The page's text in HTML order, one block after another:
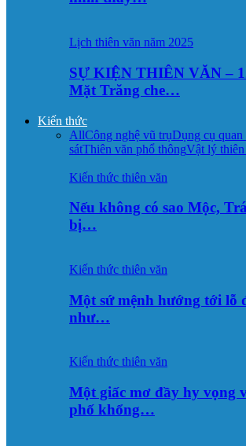
Lịch thiên văn năm 2025
SỰ KIỆN THIÊN VĂN –
Mặt Trăng che…
Kiến thức
AllCông nghệ vũ trụDụng cụ quan
sátThiên văn phổ thôngVật lý thiên
Kiến thức thiên văn
Nếu không có sao Mộc,
bị…
Kiến thức thiên văn
Một sứ mệnh hướng tới lỗ
như…
Kiến thức thiên văn
Một giấc mơ đầy hy vọng
phố khổng…